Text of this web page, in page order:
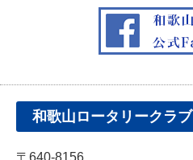
和歌山ロータリークラブ